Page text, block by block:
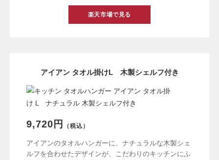
楽天市場で見る
アイアン タオル掛けL 木製シェルフ付き
9,720円 （税込）
アイアンのタオルハンガーに、ナチュラルな木製シェ
ルフを合わせたデザインが、こだわりのキッチンにふ